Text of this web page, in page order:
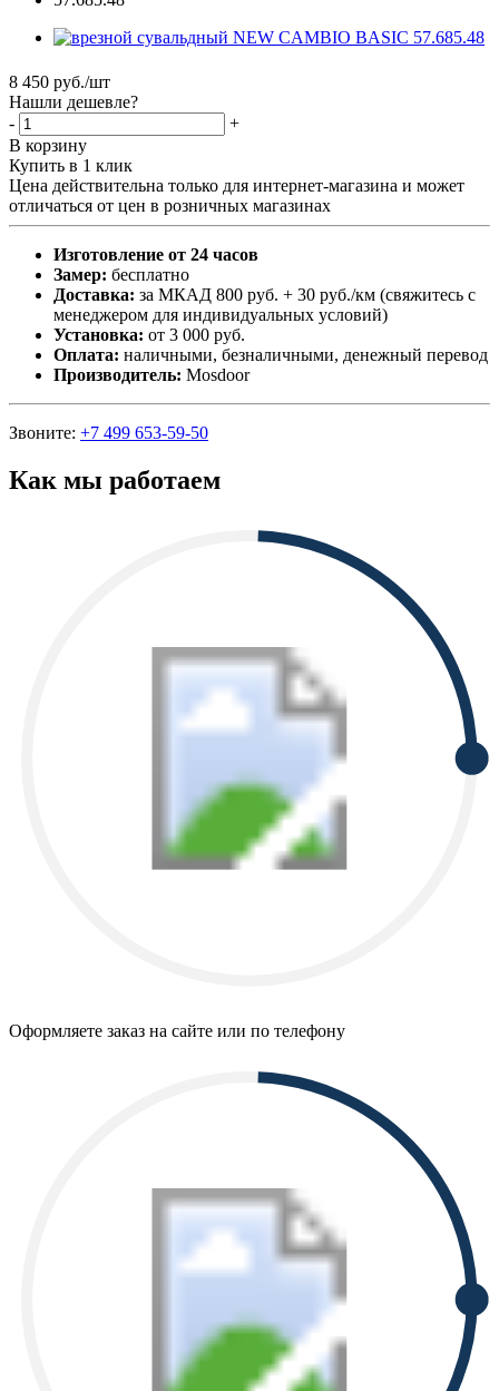
8 450 руб./шт
Нашли дешевле?
-
+
В корзину
Купить в 1 клик
Цена действительна только для интернет-магазина и может
отличаться от цен в розничных магазинах
Изготовление от 24 часов
Замер: бесплатно
Доставка: за МКАД 800 руб. + 30 руб./км (свяжитесь с
менеджером для индивидуальных условий)
Установка: от 3 000 руб.
Оплата: наличными, безналичными, денежный перевод
Производитель: Mosdoor
Звоните: +7 499 653-59-50
Как мы работаем
Оформляете заказ на сайте или по телефону